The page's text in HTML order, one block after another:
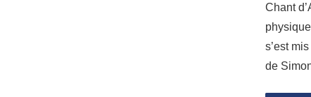
Chant
s’est
de